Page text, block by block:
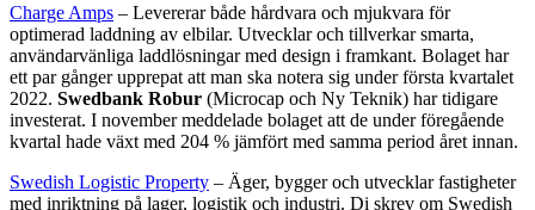
Charge Amps – Levererar både hårdvara och mjukvara för
optimerad laddning av elbilar. Utvecklar och tillverkar smarta,
användarvänliga laddlösningar med design i framkant. Bolaget har
ett par gånger upprepat att man ska notera sig under första kvartalet
2022. Swedbank Robur (Microcap och Ny Teknik) har tidigare
investerat. I november meddelade bolaget att de under föregående
kvartal hade växt med 204 % jämfört med samma period året innan.
Swedish Logistic Property – Äger, bygger och utvecklar fastigheter
med inriktning på lager, logistik och industri. Di skrev om Swedish